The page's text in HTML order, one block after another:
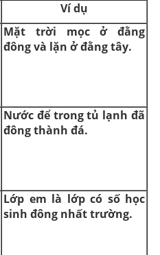
Ví dụ
Mặt trời mọc ở đằng
đông và lặn ở đằng tây.
Nước để trong tủ lạnh đã
đông thành đá.
Lớp em là lớp có số học
sinh đông nhất trường.